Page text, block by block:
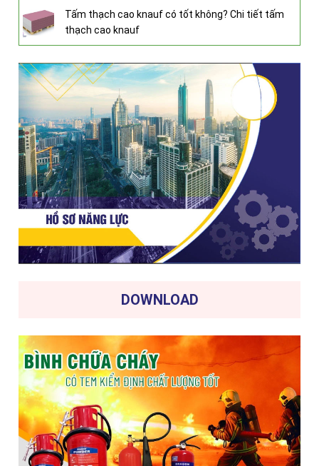
Tấm thạch cao knauf có tốt không? Chi tiết tấm
thạch cao knauf
DOWNLOAD